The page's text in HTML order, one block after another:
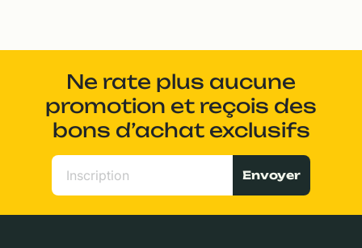
Ne rate plus aucune
promotion et reçois des
bons d’achat exclusifs
Envoyer